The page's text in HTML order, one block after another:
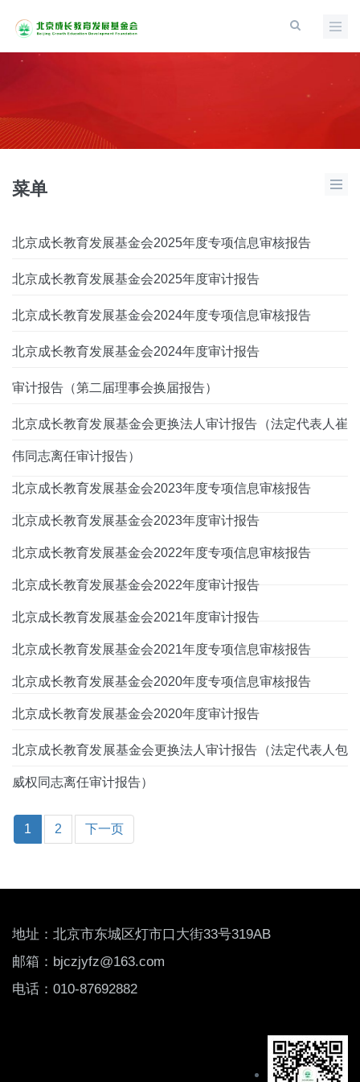
菜单
北京成长教育发展基金会2025年度专项信息审核报告
北京成长教育发展基金会2025年度审计报告
北京成长教育发展基金会2024年度专项信息审核报告
北京成长教育发展基金会2024年度审计报告
审计报告（第二届理事会换届报告）
北京成长教育发展基金会更换法人审计报告（法定代表人崔
伟同志离任审计报告）
北京成长教育发展基金会2023年度专项信息审核报告
北京成长教育发展基金会2023年度审计报告
北京成长教育发展基金会2022年度专项信息审核报告
北京成长教育发展基金会2022年度审计报告
北京成长教育发展基金会2021年度审计报告
北京成长教育发展基金会2021年度专项信息审核报告
北京成长教育发展基金会2020年度专项信息审核报告
北京成长教育发展基金会2020年度审计报告
北京成长教育发展基金会更换法人审计报告（法定代表人包
威权同志离任审计报告）
1 2 下一页
地址 ：北京市东城区灯市口大街33号319AB
邮箱：bjczjyfz@163.com
电话：010-87692882